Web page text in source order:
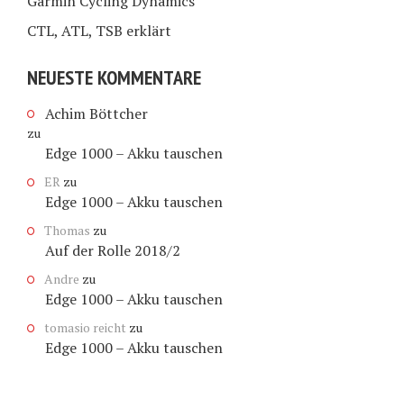
CTL, ATL, TSB erklärt
NEUESTE KOMMENTARE
Achim Böttcher
zu
Edge 1000 – Akku tauschen
ER zu
Edge 1000 – Akku tauschen
Thomas zu
Auf der Rolle 2018/2
Andre zu
Edge 1000 – Akku tauschen
tomasio reicht zu
Edge 1000 – Akku tauschen